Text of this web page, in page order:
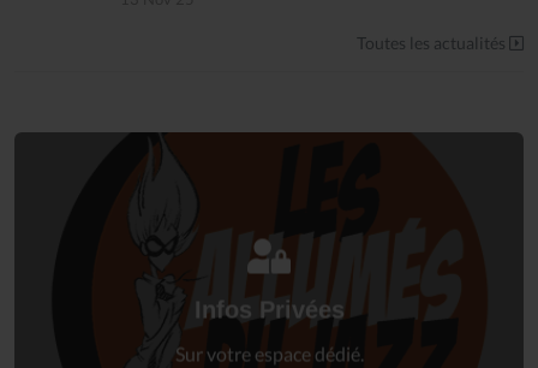
Toutes les actualités
Infos Privées
Sur votre espace dédié.
Connectez-vous